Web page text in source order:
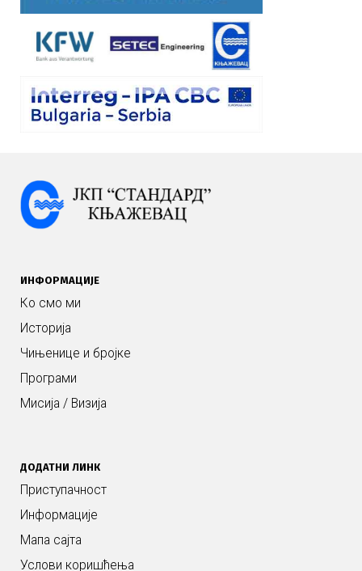
ИНФОРМАЦИЈЕ
Ко смо ми
Историја
Чињенице и бројке
Програми
Мисија / Визија
ДОДАТНИ ЛИНК
Приступачност
Информације
Мапа сајта
Услови коришћења